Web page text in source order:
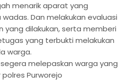
menarik aparat yang
Dan melakukan evaluasi
dilakukan, serta memberi
yang terbukti melakukan
warga.
melepaskan warga yang
Purworejo